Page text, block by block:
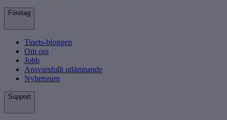
Företag
Tiqets-bloggen
Om oss
Jobb
Ansvarsfullt utlämnande
Nyhetsrum
Support